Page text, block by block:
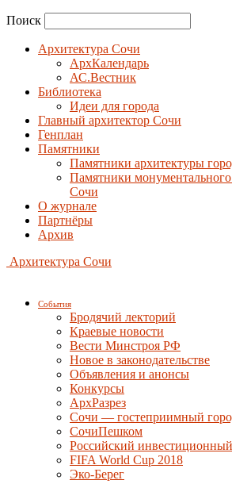
Поиск
Архитектура Сочи
АрхКалендарь
АС.Вестник
Библиотека
Идеи для города
Главный архитектор Сочи
Генплан
Памятники
Памятники архитектуры
Памятники монументального
Сочи
О журнале
Партнёры
Архив
Архитектура Сочи
События
Бродячий лекторий
Краевые новости
Вести Минстроя РФ
Новое в законодательстве
Объявления и анонсы
Конкурсы
АрхРазрез
Сочи — гостеприимный
СочиПешком
Российский
FIFA World Cup 2018
Эко-Берег